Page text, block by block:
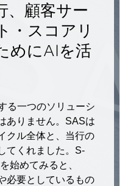
、顧客サー
・スコアリ
めにAIを活
る一つのソリューシ
ありません。SASは
クル全体と、当行の
てくれました。S-
始めてみると、
必要としているもの